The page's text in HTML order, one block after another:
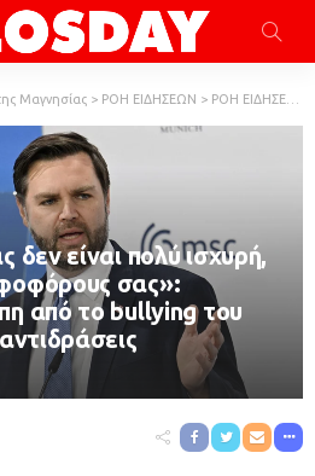
Μαγνησίας > ΡΟΗ ΕΙΔΗΣΕΩΝ > ΡΟΗ ΕΙΔΗΣΕΩΝ
είναι πολύ ισχυρή,
σας»:
από το bullying του